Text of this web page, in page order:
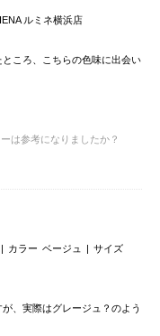
ルミネ横浜店
ころ、こちらの色味に出会い
は参考になりましたか？
カラー ベージュ
サイズ
、実際はグレージュ？のよう